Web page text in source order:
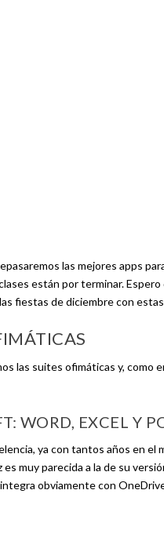
las mejores apps
están por terminar.
fiestas de diciembre con
las suites ofimáticas y,
WORD, EXCEL Y
ya con tantos años en el
es muy parecida a la de su
obviamente con